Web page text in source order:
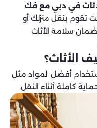
في دبي مع فك
تقوم بنقل منزلك أو
سلامة الأثاث
الأثاث؟
أفضل المواد مثل
كاملة أثناء النقل.